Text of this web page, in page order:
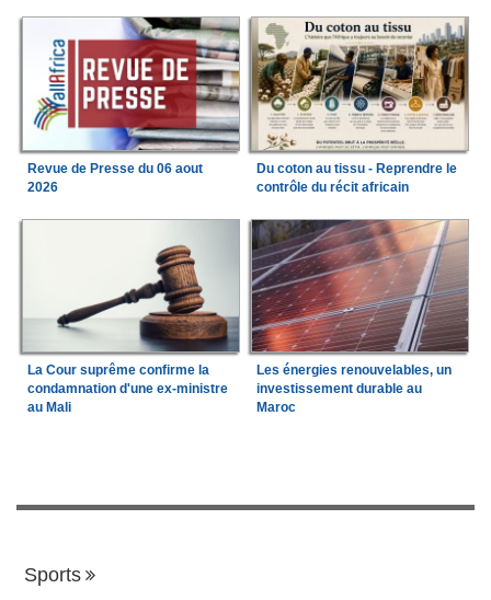
Revue de Presse du 06 aout
2026
Du coton au tissu - Reprendre le
contrôle du récit africain
La Cour suprême confirme la
condamnation d'une ex-ministre
au Mali
Les énergies renouvelables, un
investissement durable au
Maroc
Sports